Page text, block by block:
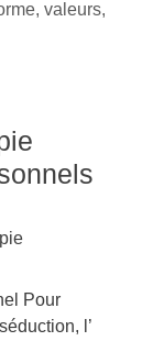
, valeurs,
Pour
l’